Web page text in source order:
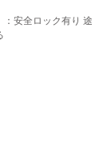
安全ロック有り 途